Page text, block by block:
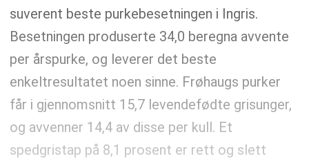
suverent beste purkebesetningen i Ingris.
Besetningen produserte 34,0 beregna avvente
per årspurke, og leverer det beste
enkeltresultatet noen sinne. Frøhaugs purker
får i gjennomsnitt 15,7 levendefødte grisunger,
og avvenner 14,4 av disse per kull. Et
spedgristap på 8,1 prosent er rett og slett